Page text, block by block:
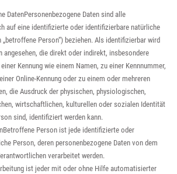
DatenPersonenbezogene Daten sind alle
auf eine identifizierte oder identifizierbare natürliche
„betroffene Person“) beziehen. Als identifizierbar wird
angesehen, die direkt oder indirekt, insbesondere
Kennung wie einem Namen, zu einer Kennnummer,
Online-Kennung oder zu einem oder mehreren
die Ausdruck der physischen, physiologischen,
wirtschaftlichen, kulturellen oder sozialen Identität
sind, identifiziert werden kann.
Person ist jede identifizierte oder
Person, deren personenbezogene Daten von dem
verarbeitet werden.
ist jeder mit oder ohne Hilfe automatisierter